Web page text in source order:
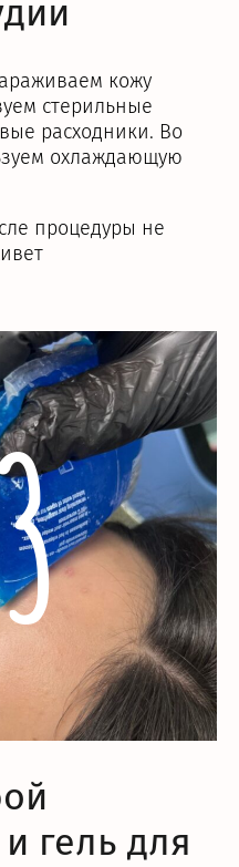
кожу
стерильные
расходники. Во
охлаждающую
процедуры не
гель для